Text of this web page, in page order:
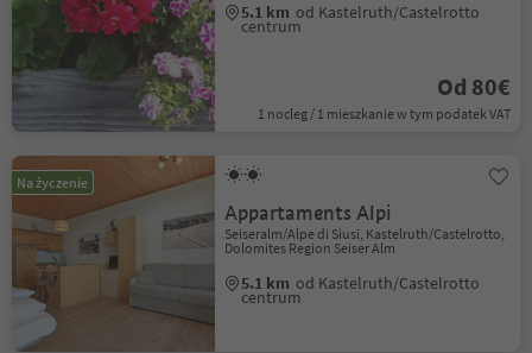
5.1 km od Kastelruth/Castelrotto
centrum
Od 80€
1 nocleg / 1 mieszkanie w tym podatek VAT
Na życzenie
Appartaments Alpi
Seiseralm/Alpe di Siusi, Kastelruth/Castelrotto,
Dolomites Region Seiser Alm
5.1 km od Kastelruth/Castelrotto
centrum